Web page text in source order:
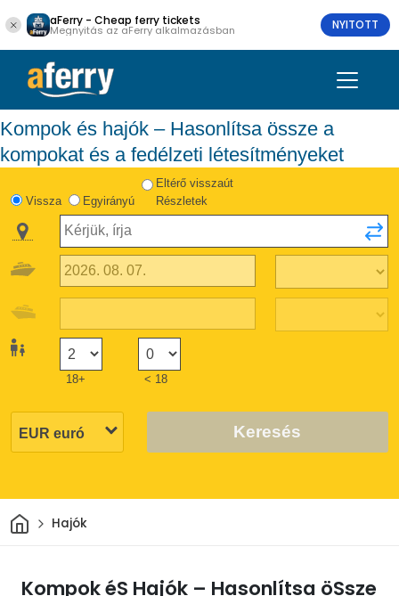
aFerry - Cheap ferry tickets
Megnyitás az aFerry alkalmazásban NYITOTT
Kompok és hajók – Hasonlítsa össze a
kompokat és a fedélzeti létesítményeket
Vissza Egyirányú
Eltérő visszaút
Részletek
18+ < 18
Keresés
Otthon
Hajók
Kompok éS Hajók – Hasonlítsa öSsze